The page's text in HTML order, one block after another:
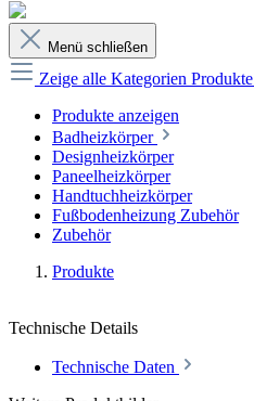
Menü schließen
Zeige alle Kategorien Produkte
Produkte anzeigen
Badheizkörper
Designheizkörper
Paneelheizkörper
Handtuchheizkörper
Fußbodenheizung Zubehör
Zubehör
Produkte
Technische Details
Technische Daten